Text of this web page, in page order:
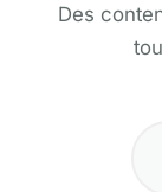
Des